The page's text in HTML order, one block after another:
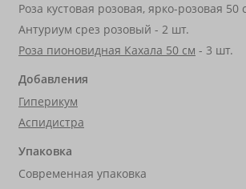
Роза кустовая розовая, ярко-розовая 50
Антуриум срез розовый - 2 шт.
Роза пионовидная Кахала 50 см - 3 шт.
Добавления
Гиперикум
Аспидистра
Упаковка
Современная упаковка